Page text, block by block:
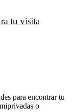
tu visita
para encontrar tu
o